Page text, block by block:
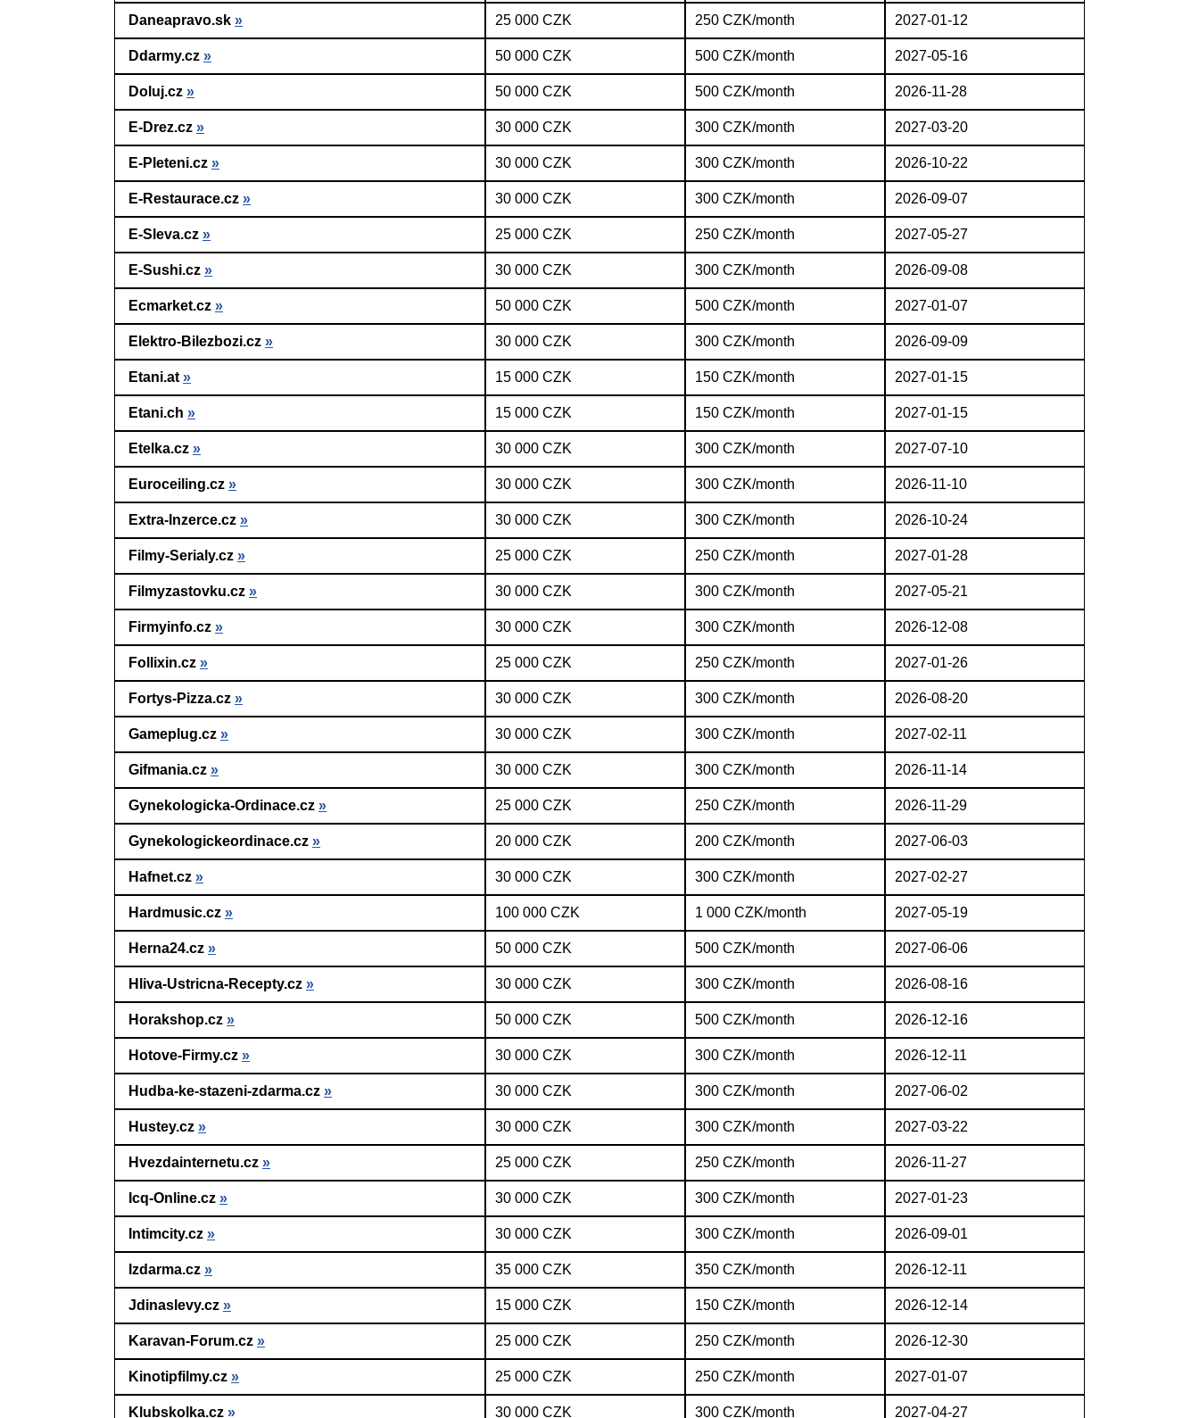
Daneapravo.sk » 25 000 CZK 250 CZK/month 2027-01-12
Ddarmy.cz » 50 000 CZK 500 CZK/month 2027-05-16
Doluj.cz » 50 000 CZK 500 CZK/month 2026-11-28
E-Drez.cz » 30 000 CZK 300 CZK/month 2027-03-20
E-Pleteni.cz » 30 000 CZK 300 CZK/month 2026-10-22
E-Restaurace.cz » 30 000 CZK 300 CZK/month 2026-09-07
E-Sleva.cz » 25 000 CZK 250 CZK/month 2027-05-27
E-Sushi.cz » 30 000 CZK 300 CZK/month 2026-09-08
Ecmarket.cz » 50 000 CZK 500 CZK/month 2027-01-07
Elektro-Bilezbozi.cz » 30 000 CZK 300 CZK/month 2026-09-09
Etani.at » 15 000 CZK 150 CZK/month 2027-01-15
Etani.ch » 15 000 CZK 150 CZK/month 2027-01-15
Etelka.cz » 30 000 CZK 300 CZK/month 2027-07-10
Euroceiling.cz » 30 000 CZK 300 CZK/month 2026-11-10
Extra-Inzerce.cz » 30 000 CZK 300 CZK/month 2026-10-24
Filmy-Serialy.cz » 25 000 CZK 250 CZK/month 2027-01-28
Filmyzastovku.cz » 30 000 CZK 300 CZK/month 2027-05-21
Firmyinfo.cz » 30 000 CZK 300 CZK/month 2026-12-08
Follixin.cz » 25 000 CZK 250 CZK/month 2027-01-26
Fortys-Pizza.cz » 30 000 CZK 300 CZK/month 2026-08-20
Gameplug.cz » 30 000 CZK 300 CZK/month 2027-02-11
Gifmania.cz » 30 000 CZK 300 CZK/month 2026-11-14
Gynekologicka-Ordinace.cz » 25 000 CZK 250 CZK/month 2026-11-29
Gynekologickeordinace.cz » 20 000 CZK 200 CZK/month 2027-06-03
Hafnet.cz » 30 000 CZK 300 CZK/month 2027-02-27
Hardmusic.cz » 100 000 CZK 1 000 CZK/month 2027-05-19
Herna24.cz » 50 000 CZK 500 CZK/month 2027-06-06
Hliva-Ustricna-Recepty.cz » 30 000 CZK 300 CZK/month 2026-08-16
Horakshop.cz » 50 000 CZK 500 CZK/month 2026-12-16
Hotove-Firmy.cz » 30 000 CZK 300 CZK/month 2026-12-11
Hudba-ke-stazeni-zdarma.cz » 30 000 CZK 300 CZK/month 2027-06-02
Hustey.cz » 30 000 CZK 300 CZK/month 2027-03-22
Hvezdainternetu.cz » 25 000 CZK 250 CZK/month 2026-11-27
Icq-Online.cz » 30 000 CZK 300 CZK/month 2027-01-23
Intimcity.cz » 30 000 CZK 300 CZK/month 2026-09-01
Izdarma.cz » 35 000 CZK 350 CZK/month 2026-12-11
Jdinaslevy.cz » 15 000 CZK 150 CZK/month 2026-12-14
Karavan-Forum.cz » 25 000 CZK 250 CZK/month 2026-12-30
Kinotipfilmy.cz » 25 000 CZK 250 CZK/month 2027-01-07
Klubskolka.cz » 30 000 CZK 300 CZK/month 2027-04-27